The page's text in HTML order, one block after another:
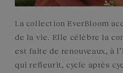
La collection EverBloom
de la vie. Elle célèbre la
est faite de renouveaux, à
qui refleurit, cycle après